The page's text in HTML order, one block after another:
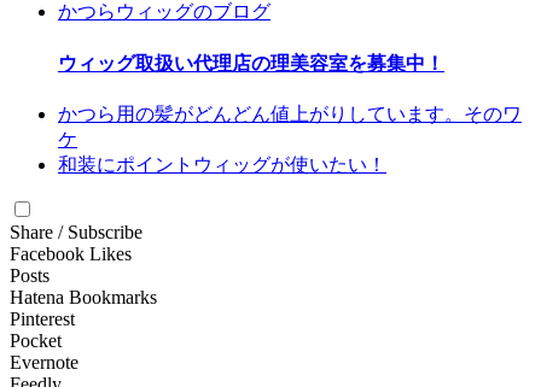
かつらウィッグのブログ
ウィッグ取扱い代理店の理美容室を募集中！
かつら用の髪がどんどん値上がりしています。そのワ
ケ
和装にポイントウィッグが使いたい！
Share / Subscribe
Facebook Likes
Posts
Hatena Bookmarks
Pinterest
Pocket
Evernote